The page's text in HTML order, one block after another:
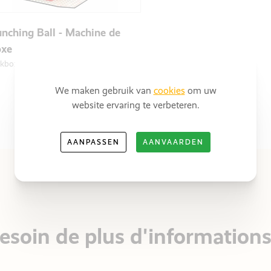
Ball - Machine de
de plus
We maken gebruik van cookies om uw
website ervaring te verbeteren.
AANPASSEN AANVAARDEN